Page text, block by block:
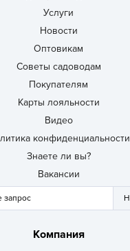
Услуги
Новости
Оптовикам
Советы садоводам
Покупателям
Карты лояльности
Видео
конфиденциальности
Знаете ли вы?
Вакансии
Компания